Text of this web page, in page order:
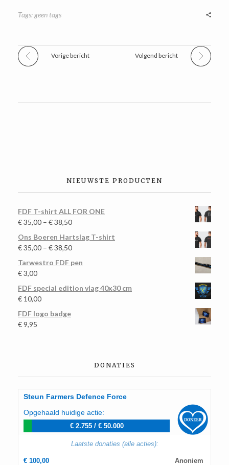
Tags: geen tags
Vorige bericht Volgend bericht
NIEUWSTE PRODUCTEN
FDF T-shirt ALL FOR ONE
€35,00 – €38,50
Ons Boeren Hartslag T-shirt
€35,00 – €38,50
Tarwestro FDF pen
€3,00
FDF special edition vlag 40x30 cm
€ 10,00
FDF logo badge
€9,95
DONATIES
Steun Farmers Defence Force
Opgehaald huidige actie:
€ 2.755/ € 50.000
Laatste donaties (alle acties):
Anoniem
€ 100,00